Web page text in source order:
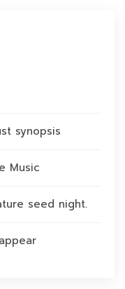
synopsis
Music
seed night.